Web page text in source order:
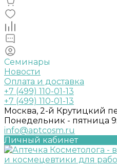
Семинары
Новости
Оплата и доставка
+7 (499) 110-01-13
+7 (499) 110-01-13
Москва, 2-й Крутицкий
Понедельник - пятница
info@aptcosm.ru
Личный кабинет